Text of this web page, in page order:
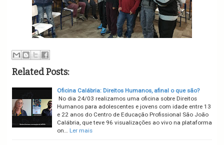
Related Posts:
Oficina Calábria: Direitos Humanos, afinal o que são?
No dia 24/03 realizamos uma oficina sobre Direitos
Humanos para adolescentes e jovens com idade entre 13
e 22 anos do Centro de Educação Profissional São João
Calábria, que teve 96 visualizações ao vivo na plataforma
on… Ler mais